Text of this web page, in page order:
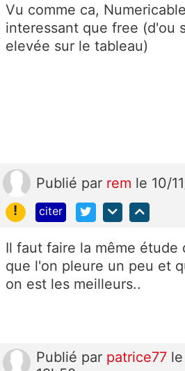
Vu comme ca,
interessant que free (d'ou
elevée sur le tableau)
Publié par rem le 10/
!
citer
Il faut faire la même étude
que l'on pleure un peu et
on est les meilleurs..
Publié par patrice77